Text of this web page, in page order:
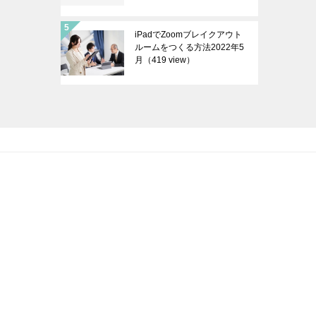
iPadでZoomブレイクアウト
ルームをつくる方法2022年5
月
（419 view）